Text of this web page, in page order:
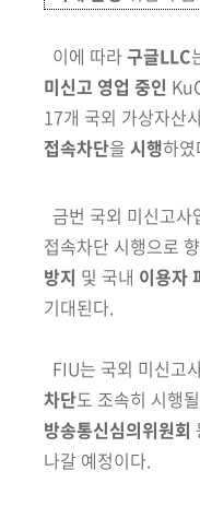
이에 따라 구글LLC
미신고 영업 중인
17개 국외 가상자산
접속차단을 시행하였
금번 국외 미신고사
접속차단 시행으로
방지 및 국내 이용자
기대된다.
FIU는 국외 미신고
차단도 조속히 시행
방송통신심의위원회
나갈 예정이다.